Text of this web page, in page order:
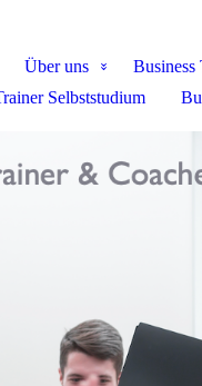
Über uns
Business
Selbststudium